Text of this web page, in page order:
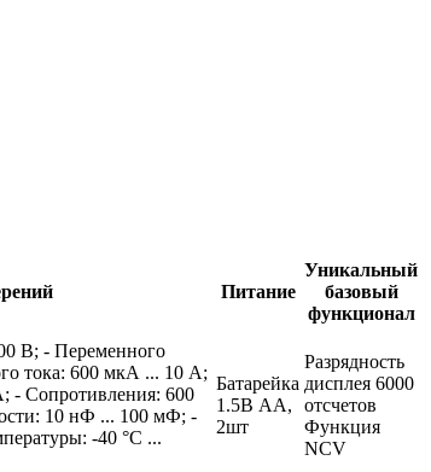
Питание
Уникальный
базовый
функционал
В; - Переменного
тока: 600 мкА ... 10 А;
- Сопротивления: 600
10 нФ ... 100 мФ; -
-40 °С ...
Батарейка
1.5В АА,
2шт
Разрядность
дисплея 6000
отсчетов
Функция
NCV